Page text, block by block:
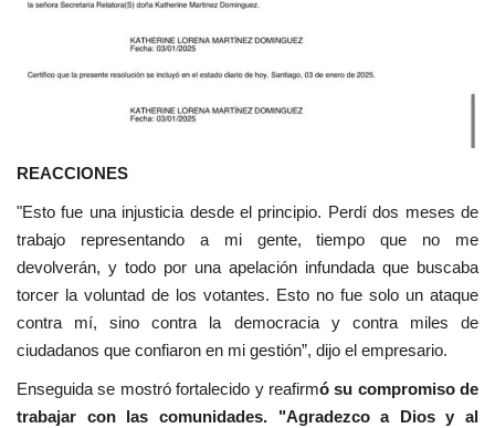
REACCIONES
"Esto fue una injusticia desde el principio. Perdí dos meses de
trabajo representando a mi gente, tiempo que no me
devolverán, y todo por una apelación infundada que buscaba
torcer la voluntad de los votantes. Esto no fue solo un ataque
contra mí, sino contra la democracia y contra miles de
ciudadanos que confiaron en mi gestión”, dijo el empresario.
Enseguida se mostró fortalecido y reafirmó su compromiso de
trabajar con las comunidades. "Agradezco a Dios y al